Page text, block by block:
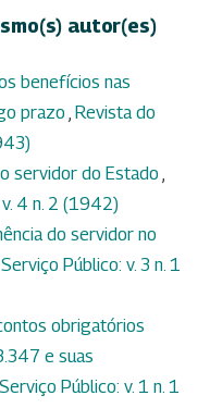
autor(es)
benefícios nas
prazo Revista do
servidor do Estado
4 n. 2 (1942)
do servidor no
Público: v. 3 n. 1
obrigatórios
e suas
Público: v. 1 n. 1